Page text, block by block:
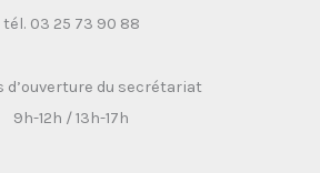
tél. 03 25 73 90 88
d’ouverture du secrétariat
9h-12h / 13h-17h